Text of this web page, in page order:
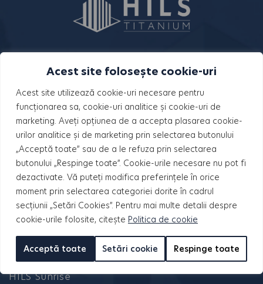
Acest site folosește cookie-uri
Acest site utilizează cookie-uri necesare pentru
funcționarea sa, cookie-uri analitice și cookie-uri de
marketing. Aveți opțiunea de a accepta plasarea cookie-
urilor analitice și de marketing prin selectarea butonului
„Acceptă toate” sau de a le refuza prin selectarea
butonului „Respinge toate”. Cookie-urile necesare nu pot fi
dezactivate. Vă puteți modifica preferințele în orice
moment prin selectarea categoriei dorite în cadrul
secțiunii „Setări Cookies”. Pentru mai multe detalii despre
cookie-urile folosite, citește Politica de cookie
Setări cookie Respinge toate
Acceptă toate
PROIECTE
HILS Pallady
HILS Brauner
HILS Splai
HILS Republica
HILS Sunrise